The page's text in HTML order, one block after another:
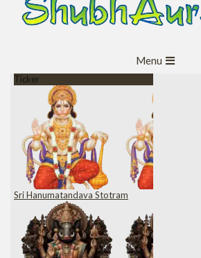
Navigation
Menu
Ticker
Sri Hanumatandava Stotram